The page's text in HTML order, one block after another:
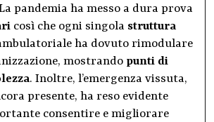
pandemia ha messo a dura prova
così che ogni singola struttura
ha dovuto rimodulare
mostrando punti di
. Inoltre, l’emergenza vissuta,
presente, ha reso evidente
consentire e migliorare